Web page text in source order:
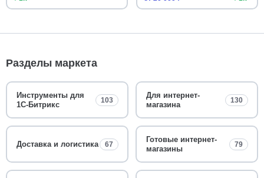
Разделы маркета
Инструменты для
1С-Битрикс
103
Для интернет-
магазина
130
Доставка и логистика 67
Готовые интернет-
магазины
79